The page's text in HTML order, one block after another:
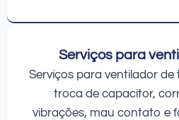
Serviços para
Serviços para ventilador
troca de capacitor,
vibrações, mau contato e